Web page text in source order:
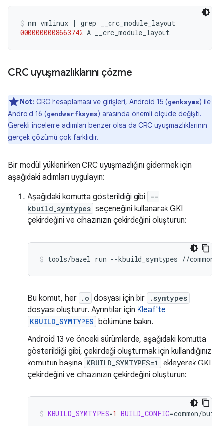
nm vmlinux | grep
0000000008663742 A __crc_module_layout
CRC uyuşmazlıklarını çözme
Not: CRC hesaplaması ve girişleri, Android 15 (genksyms) ile
Android 16 (gendwarfksyms) arasında önemli ölçüde değişti.
Gerekli inceleme adımları benzer olsa da CRC uyuşmazlıklarının
gerçek çözümü çok farklıdır.
Bir modül yüklenirken CRC uyuşmazlığını gidermek için
aşağıdaki adımları uygulayın:
Aşağıdaki komutta gösterildiği gibi
--
kbuild_symtypes seçeneğini kullanarak GKI
çekirdeğini ve cihazınızın çekirdeğini oluşturun:
tools/bazel run --kbuild_symtypes //
Bu komut, her .o dosyası için bir .symtypes
dosyası oluşturur. Ayrıntılar için Kleaf'te
KBUILD_SYMTYPES bölümüne bakın.
Android 13 ve önceki sürümlerde, aşağıdaki komutta
gösterildiği gibi, çekirdeği oluşturmak için kullandığınız
komutun başına KBUILD_SYMTYPES=1
ekleyerek GKI
çekirdeğini ve cihazınızın çekirdeğini oluşturun:
KBUILD_SYMTYPES=1 BUILD_CONFIG=common/